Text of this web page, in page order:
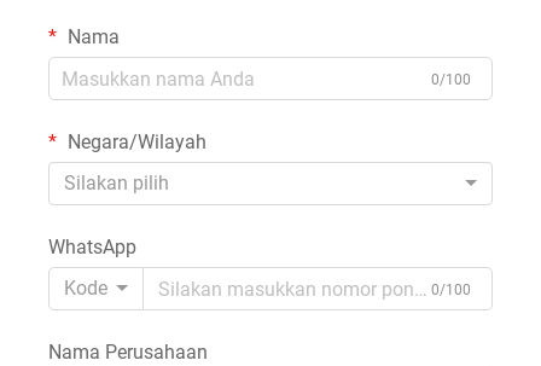
Nama
0/100
Negara/Wilayah
Silakan pilih
WhatsApp
Kode
0/100
Nama Perusahaan